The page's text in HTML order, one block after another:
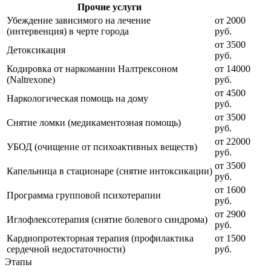
Прочие услуги
Убеждение зависимого на лечение
(интервенция) в черте города
от 2000
руб.
Детоксикация
от 3500
руб.
Кодировка от наркомании Налтрексоном
(Naltrexone)
от 14000
руб.
Наркологическая помощь на дому
от 4500
руб.
Снятие ломки (медикаментозная помощь)
от 3500
руб.
УБОД (очищение от психоактивных веществ)
от 22000
руб.
Капельница в стационаре (снятие интоксикации)
от 3500
руб.
Программа групповой психотерапии
от 1600
руб.
Иглофлексотерапия (снятие болевого синдрома)
от 2900
руб.
Кардиопротекторная терапия (профилактика
сердечной недостаточности)
от 1500
руб.
Этапы